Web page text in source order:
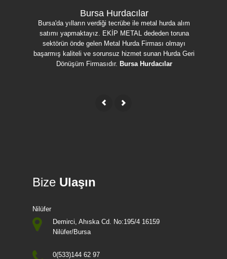
Bursa Hurdacılar
Bursa'da yılların verdiği tecrübe ile metal hurda alım
satımı yapmaktayız. EKİP METAL dededen toruna
sektörün önde gelen Metal Hurda Firması olmayı
başarmış kaliteli ve sorunsuz hizmet sunan Hurda Geri
Dönüşüm Firmasıdır. Bursa Hurdacılar
Bize Ulaşın
Nilüfer
Demirci, Ahıska Cd. No:195/4 16159
Nilüfer/Bursa
0(533)144 62 97